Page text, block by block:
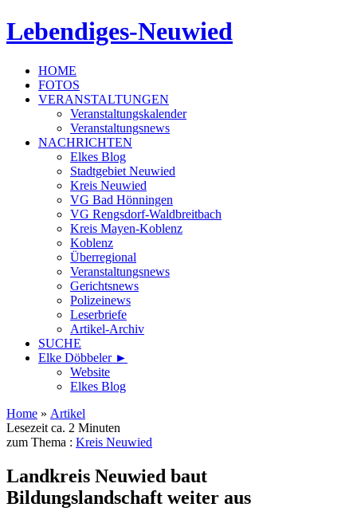
Lebendiges-Neuwied
HOME
FOTOS
VERANSTALTUNGEN
Veranstaltungskalender
Veranstaltungsnews
NACHRICHTEN
Elkes Blog
Stadtgebiet Neuwied
Kreis Neuwied
VG Bad Hönningen
VG Rengsdorf-Waldbreitbach
Kreis Mayen-Koblenz
Koblenz
Überregional
Veranstaltungsnews
Gerichtsnews
Polizeinews
Leserbriefe
Artikel-Archiv
SUCHE
Elke Döbbeler ►
Website
Elkes Blog
Home » Artikel
Lesezeit ca. 2 Minuten
zum Thema : Kreis Neuwied
Landkreis Neuwied baut
Bildungslandschaft weiter aus